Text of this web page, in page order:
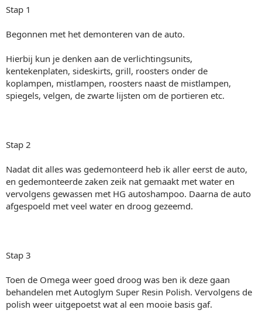
Stap 1
Begonnen met het demonteren van de auto.
Hierbij kun je denken aan de verlichtingsunits,
kentekenplaten, sideskirts, grill, roosters onder de
koplampen, mistlampen, roosters naast de mistlampen,
spiegels, velgen, de zwarte lijsten om de portieren etc.
Stap 2
Nadat dit alles was gedemonteerd heb ik aller eerst de auto,
en gedemonteerde zaken zeik nat gemaakt met water en
vervolgens gewassen met HG autoshampoo. Daarna de auto
afgespoeld met veel water en droog gezeemd.
Stap 3
Toen de Omega weer goed droog was ben ik deze gaan
behandelen met Autoglym Super Resin Polish. Vervolgens de
polish weer uitgepoetst wat al een mooie basis gaf.